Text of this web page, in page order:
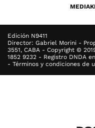
Edición N9411
Director: Gabriel Morini -
3551, CABA - Copyright ©
1852 9232 - Registro DNDA
- Términos y condiciones de